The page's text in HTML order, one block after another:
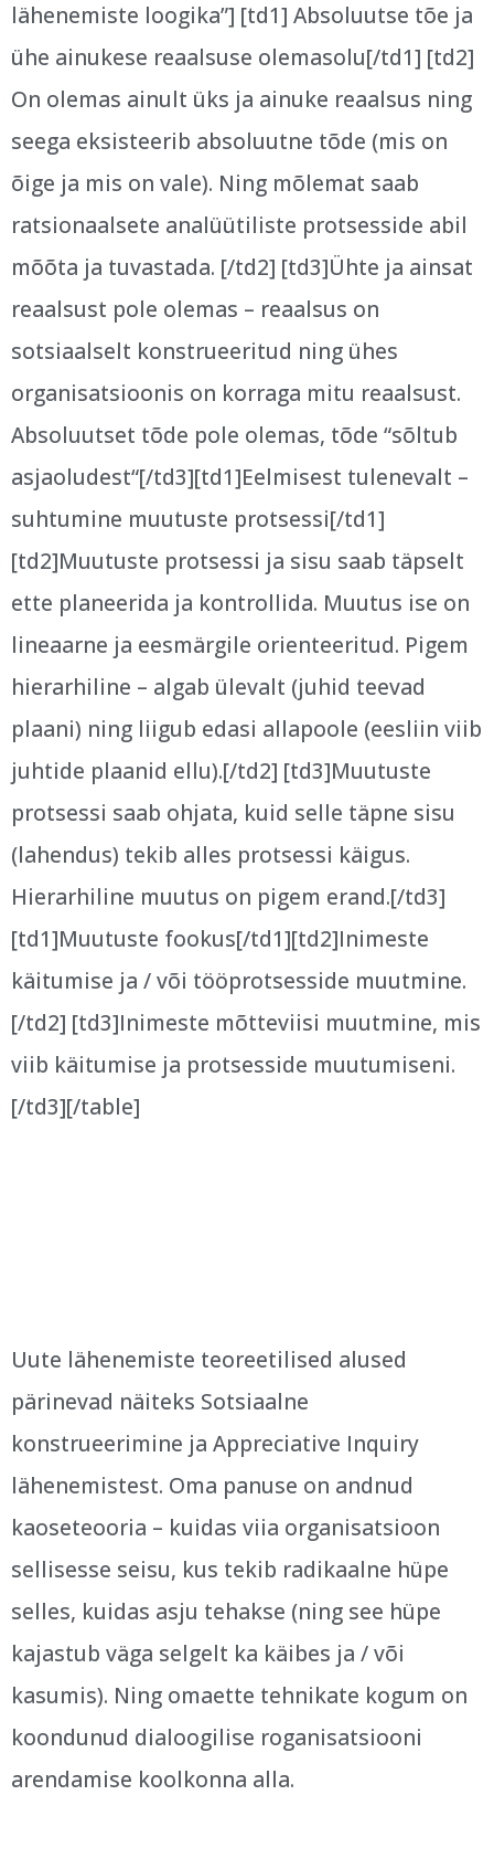
lähenemiste loogika”] [td1] Absoluutse tõe ja
ühe ainukese reaalsuse olemasolu[/td1] [td2]
On olemas ainult üks ja ainuke reaalsus ning
seega eksisteerib absoluutne tõde (mis on
õige ja mis on vale). Ning mõlemat saab
ratsionaalsete analüütiliste protsesside abil
mõõta ja tuvastada. [/td2] [td3]Ühte ja ainsat
reaalsust pole olemas – reaalsus on
sotsiaalselt konstrueeritud ning ühes
organisatsioonis on korraga mitu reaalsust.
Absoluutset tõde pole olemas, tõde “sõltub
asjaoludest“[/td3][td1]Eelmisest tulenevalt –
suhtumine muutuste protsessi[/td1]
[td2]Muutuste protsessi ja sisu saab täpselt
ette planeerida ja kontrollida. Muutus ise on
lineaarne ja eesmärgile orienteeritud. Pigem
hierarhiline – algab ülevalt (juhid teevad
plaani) ning liigub edasi allapoole (eesliin viib
juhtide plaanid ellu).[/td2] [td3]Muutuste
protsessi saab ohjata, kuid selle täpne sisu
(lahendus) tekib alles protsessi käigus.
Hierarhiline muutus on pigem erand.[/td3]
[td1]Muutuste fookus[/td1][td2]Inimeste
käitumise ja / või tööprotsesside muutmine.
[/td2] [td3]Inimeste mõtteviisi muutmine, mis
viib käitumise ja protsesside muutumiseni.
[/td3][/table]
Uute lähenemiste teoreetilised alused
pärinevad näiteks Sotsiaalne
konstrueerimine ja Appreciative Inquiry
lähenemistest. Oma panuse on andnud
kaoseteooria – kuidas viia organisatsioon
sellisesse seisu, kus tekib radikaalne hüpe
selles, kuidas asju tehakse (ning see hüpe
kajastub väga selgelt ka käibes ja / või
kasumis). Ning omaette tehnikate kogum on
koondunud dialoogilise roganisatsiooni
arendamise koolkonna alla.